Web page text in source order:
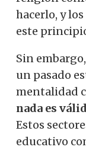
hacerlo, y
este
Sin
un pasado
mentalidad
nada es
Estos
educativo